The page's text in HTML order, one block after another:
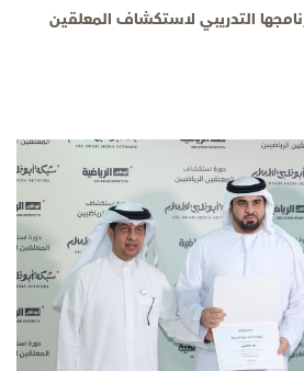
التدريبي لاستكشاف المعلقين